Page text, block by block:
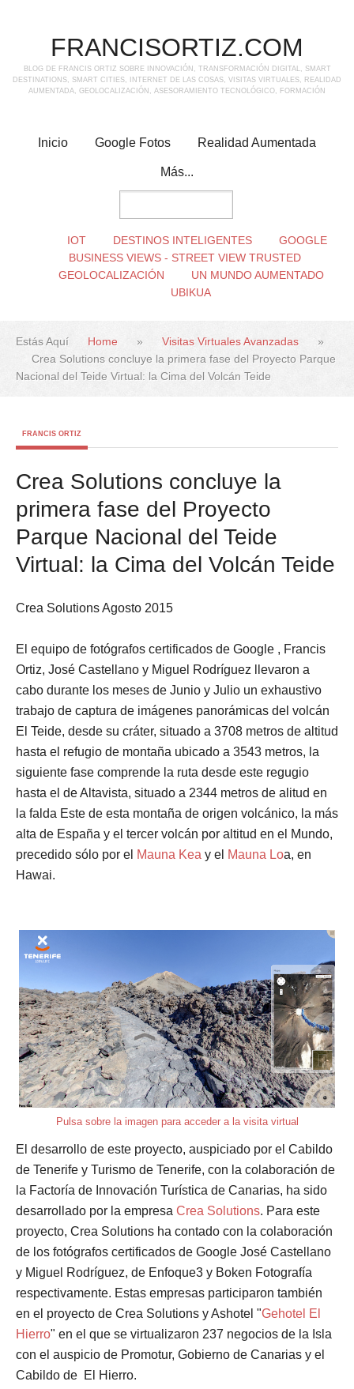
FRANCISORTIZ.COM
BLOG DE FRANCIS ORTIZ SOBRE INNOVACIÓN, TRANSFORMACIÓN DIGITAL, SMART
DESTINATIONS, SMART CITIES, INTERNET DE LAS COSAS, VISITAS VIRTUALES, REALIDAD
AUMENTADA, GEOLOCALIZACIÓN, ASESORAMIENTO TECNOLÓGICO, FORMACIÓN
Inicio Google Fotos Realidad Aumentada
Más...
IOT DESTINOS INTELIGENTES
GOOGLE
BUSINESS VIEWS - STREET VIEW TRUSTED
GEOLOCALIZACIÓN
UN MUNDO AUMENTADO
UBIKUA
Estás Aquí Home » Visitas Virtuales Avanzadas
»
Crea Solutions concluye la primera fase del Proyecto Parque
Nacional del Teide Virtual: la Cima del Volcán Teide
FRANCIS ORTIZ
Crea Solutions concluye la
primera fase del Proyecto
Parque Nacional del Teide
Virtual: la Cima del Volcán Teide
Crea Solutions Agosto 2015
El equipo de fotógrafos certificados de Google , Francis
Ortiz, José Castellano y Miguel Rodríguez llevaron a
cabo durante los meses de Junio y Julio un exhaustivo
trabajo de captura de imágenes panorámicas del volcán
El Teide, desde su cráter, situado a 3708 metros de altitud
hasta el refugio de montaña ubicado a 3543 metros, la
siguiente fase comprende la ruta desde este regugio
hasta el de Altavista, situado a 2344 metros de alitud en
la falda Este de esta montaña de origen volcánico, la más
alta de España y el tercer volcán por altitud en el Mundo,
precedido sólo por el Mauna Kea y el Mauna Loa, en
Hawai.
Pulsa sobre la imagen para acceder a la visita virtual
El desarrollo de este proyecto, auspiciado por el Cabildo
de Tenerife y Turismo de Tenerife, con la colaboración de
la Factoría de Innovación Turística de Canarias, ha sido
desarrollado por la empresa Crea Solutions. Para este
proyecto, Crea Solutions ha contado con la colaboración
de los fotógrafos certificados de Google José Castellano
y Miguel Rodríguez, de Enfoque3 y Boken Fotografía
respectivamente. Estas empresas participaron también
en el proyecto de Crea Solutions y Ashotel "Gehotel El
Hierro" en el que se virtualizaron 237 negocios de la Isla
con el auspicio de Promotur, Gobierno de Canarias y el
Cabildo de El Hierro.